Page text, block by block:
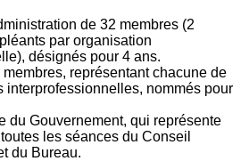
de 32 membres (2
par organisation
désignés pour 4 ans.
représentant chacune de
interprofessionnelles, nommés pour
du Gouvernement, qui représente
toutes les séances du Conseil
du Bureau.